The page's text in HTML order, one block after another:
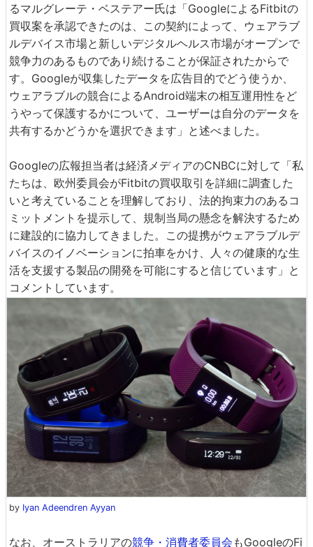
るマルグレーテ・ベステアー氏は「GoogleによるFitbitの
買収案を承認できたのは、この契約によって、ウェアラブ
ルデバイス市場と新しいデジタルヘルス市場がオープンで
競争力のあるものであり続けることが保証されたからで
す。Googleが収集したデータを広告目的でどう使うか、
ウェアラブルの競合によるAndroid端末の相互運用性をど
うやって保護するかについて、ユーザーは自分のデータを
共有するかどうかを選択できます」と述べました。
Googleの広報担当者は経済メディアのCNBCに対して「私
たちは、欧州委員会がFitbitの買収取引を詳細に調査した
いと考えていることを理解しており、法的拘束力のあるコ
ミットメントを提示して、規制当局の懸念を解決するため
に建設的に協力してきました。この提携がウェアラブルデ
バイスのイノベーションに拍車をかけ、人々の健康的な生
活を支援する製品の開発を可能にすると信じています」と
コメントしています。
by Iyan Adeendren Ayyan
なお、オーストラリアの競争・消費者委員会 もGoogleのFi